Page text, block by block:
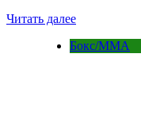
Читать далее
Бокс/MMA